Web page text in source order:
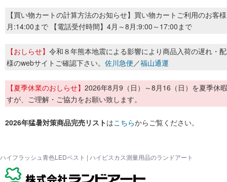
【買い物カートの計算方法のお知らせ】買い物カートご利用のお客
月:14:00まで 【電話受付時間】4月～8月:9:00～17:00まで
【おしらせ】 令和８年熊本地震による影響により商品入荷の遅れ・
様のwebサイトご確認下さい。 佐川急便／福山通運
【夏季休業のおしらせ】 2026年8月9（日）～8月16（日）を夏季休
すが、ご理解・ご協力をお願い致します。
2026年猛暑対策商品完売リストはこちらからご覧ください。
ハイフラッシュ青色LEDベスト | ハイビスカス測量用品のランドアート